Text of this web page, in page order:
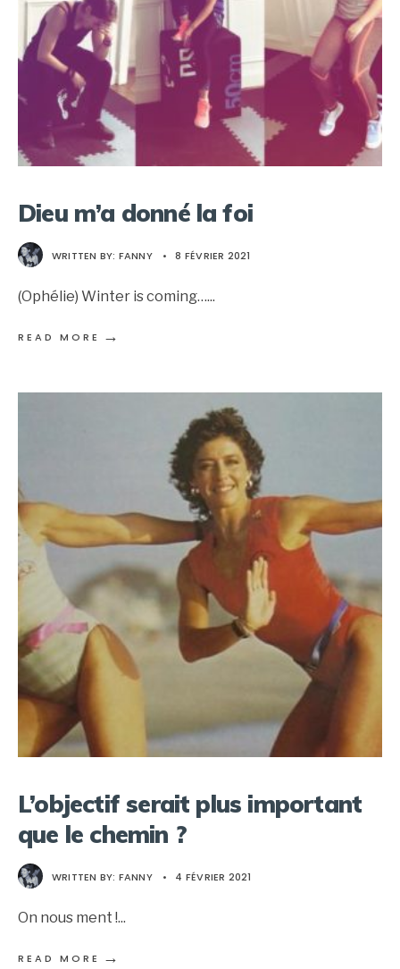
Dieu m’a donné la foi
WRITTEN BY: FANNY • 8 FÉVRIER 2021
(Ophélie) Winter is coming…...
READ MORE →
L’objectif serait plus important
que le chemin ?
WRITTEN BY: FANNY • 4 FÉVRIER 2021
On nous ment !...
READ MORE →